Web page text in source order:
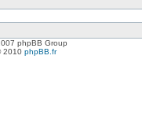
phpBB Group
2010 phpBB.fr